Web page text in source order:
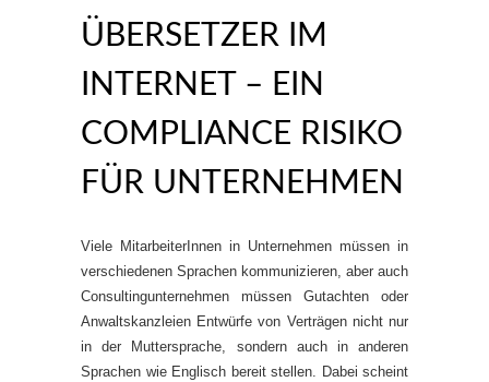
ÜBERSETZER IM
INTERNET – EIN
COMPLIANCE RISIKO
FÜR UNTERNEHMEN
Viele MitarbeiterInnen in Unternehmen müssen in
verschiedenen Sprachen kommunizieren, aber auch
Consultingunternehmen müssen Gutachten oder
Anwaltskanzleien Entwürfe von Verträgen nicht nur
in der Muttersprache, sondern auch in anderen
Sprachen wie Englisch bereit stellen. Dabei scheint